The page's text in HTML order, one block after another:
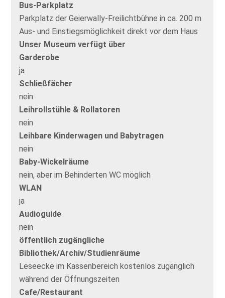
Bus-Parkplatz
Parkplatz der Geierwally-Freilichtbühne in ca. 200 m
Aus- und Einstiegsmöglichkeit direkt vor dem Haus
Unser Museum verfügt über
Garderobe
ja
Schließfächer
nein
Leihrollstühle & Rollatoren
nein
Leihbare Kinderwagen und Babytragen
nein
Baby-Wickelräume
nein, aber im Behinderten WC möglich
WLAN
ja
Audioguide
nein
öffentlich zugängliche
Bibliothek/Archiv/Studienräume
Leseecke im Kassenbereich kostenlos zugänglich
während der Öffnungszeiten
Cafe/Restaurant